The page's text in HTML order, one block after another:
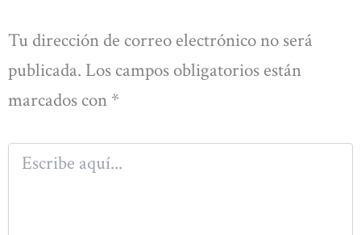
Tu dirección de correo electrónico no será
publicada. Los campos obligatorios están
marcados con *
Escribe
aquí...